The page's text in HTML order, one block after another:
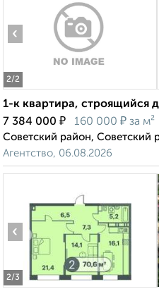
2/2
‹
1-к квартира, строящийся
7 384 000 ₽ 160 000 ₽ за м²
Советский район, Советский
Агентство, 06.08.2026
2/3
‹